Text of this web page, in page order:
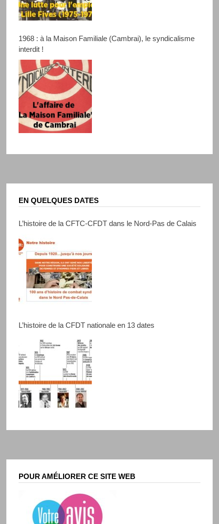
1968 : à la Maison Familiale (Cambrai), le syndicalisme
interdit !
EN QUELQUES DATES
L’histoire de la CFTC-CFDT dans le Nord-Pas de Calais
L’histoire de la CFDT nationale en 13 dates
POUR AMÉLIORER CE SITE WEB